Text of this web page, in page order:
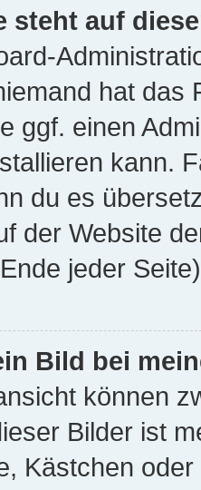
steht auf
hat das
ggf. einen
kann.
du es
der Website
jeder
Bild bei
können
Bilder ist
Kästchen